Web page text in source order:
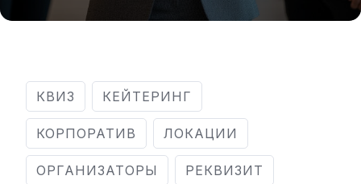
КВИЗ КЕЙТЕРИНГ
КОРПОРАТИВ ЛОКАЦИИ
ОРГАНИЗАТОРЫ РЕКВИЗИТ